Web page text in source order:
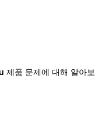
제품 문제에 대해 알아보